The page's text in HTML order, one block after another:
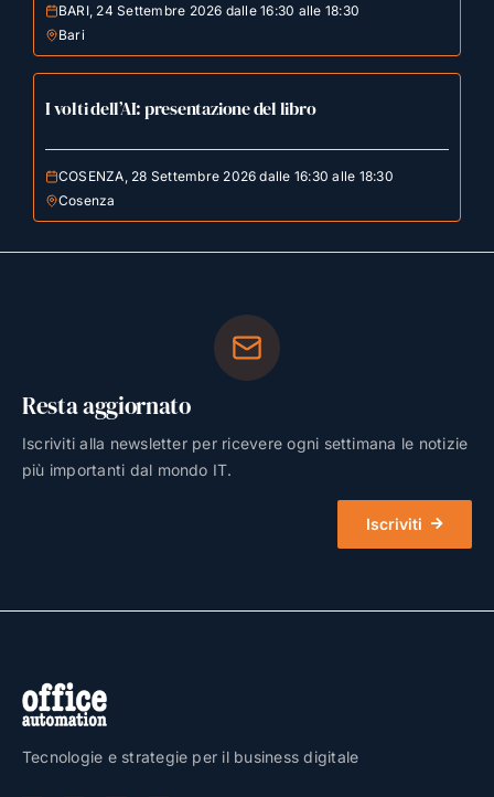
BARI, 24 Settembre 2026 dalle 16:30 alle 18:30
Bari
I volti dell’AI: presentazione del libro
COSENZA, 28 Settembre 2026 dalle 16:30 alle 18:30
Cosenza
Resta aggiornato
Iscriviti alla newsletter per ricevere ogni settimana le notizie
più importanti dal mondo IT.
Iscriviti
Tecnologie e strategie per il business digitale